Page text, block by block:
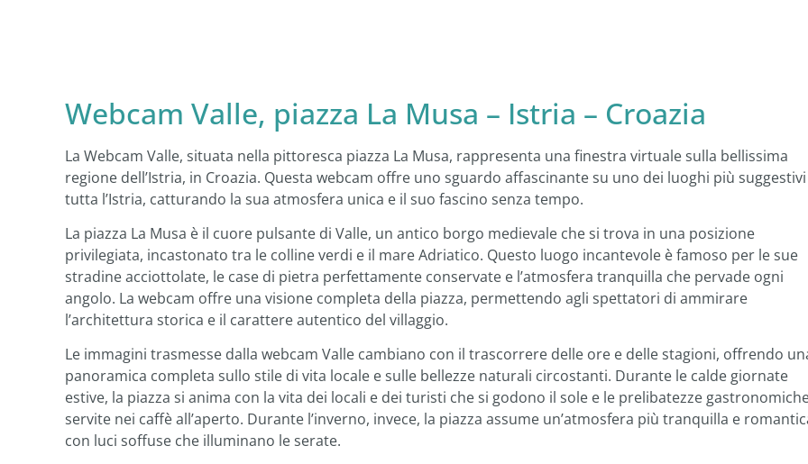
Webcam Valle, piazza La Musa – Istria – Croazia
La Webcam Valle, situata nella pittoresca piazza La Musa, rappresenta una finestra virtuale sulla bellissima
regione dell’Istria, in Croazia. Questa webcam offre uno sguardo affascinante su uno dei luoghi più
tutta l’Istria, catturando la sua atmosfera unica e il suo fascino senza tempo.
La piazza La Musa è il cuore pulsante di Valle, un antico borgo medievale che si trova in una posizione
privilegiata, incastonato tra le colline verdi e il mare Adriatico. Questo luogo incantevole è famoso per le sue
stradine acciottolate, le case di pietra perfettamente conservate e l’atmosfera tranquilla che pervade ogni
angolo. La webcam offre una visione completa della piazza, permettendo agli spettatori di ammirare
l’architettura storica e il carattere autentico del villaggio.
Le immagini trasmesse dalla webcam Valle cambiano con il trascorrere delle ore e delle stagioni, offrendo
panoramica completa sullo stile di vita locale e sulle bellezze naturali circostanti. Durante le calde giornate
estive, la piazza si anima con la vita dei locali e dei turisti che si godono il sole e le prelibatezze
servite nei caffè all’aperto. Durante l’inverno, invece, la piazza assume un’atmosfera più tranquilla e
con luci soffuse che illuminano le serate.